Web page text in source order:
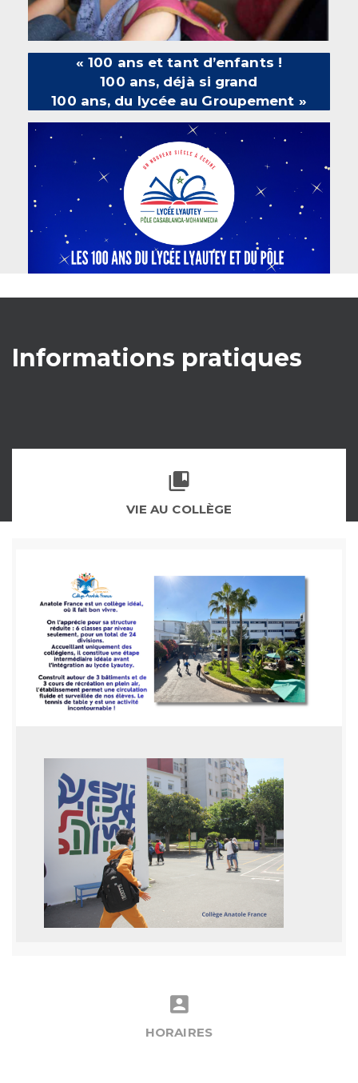
« 100 ans et tant d’enfants !
100 ans, déjà si grand
100 ans, du lycée au Groupement »
Informations pratiques
VIE AU COLLÈGE
HORAIRES